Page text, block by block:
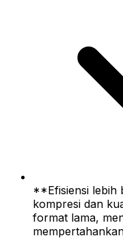
**Efisiensi lebih
kompresi dan
format lama,